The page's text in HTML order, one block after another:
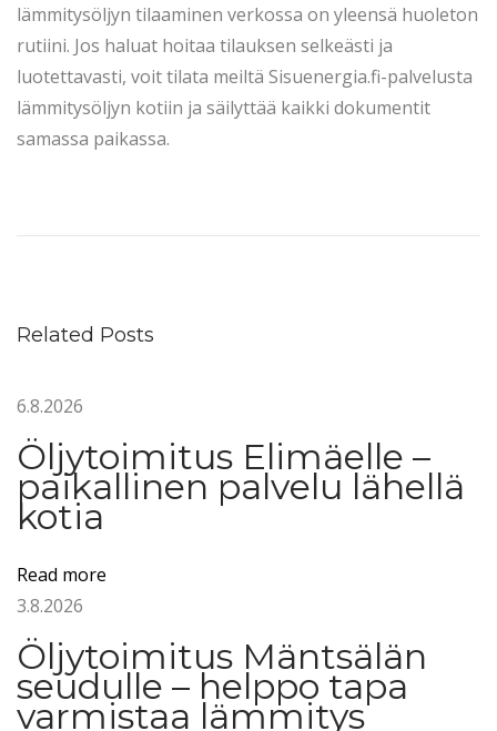
lämmitysöljyn tilaaminen verkossa on yleensä huoleton
rutiini. Jos haluat hoitaa tilauksen selkeästi ja
luotettavasti, voit tilata meiltä Sisuenergia.fi-palvelusta
lämmitysöljyn kotiin ja säilyttää kaikki dokumentit
samassa paikassa.
t
s
ö
l
y
n
t
i
m
i
Related Posts
6.8.2026
Öljytoimitus Elimäelle –
paikallinen palvelu lähellä
kotia
Read more
3.8.2026
Öljytoimitus Mäntsälän
seudulle – helppo tapa
varmistaa lämmitys